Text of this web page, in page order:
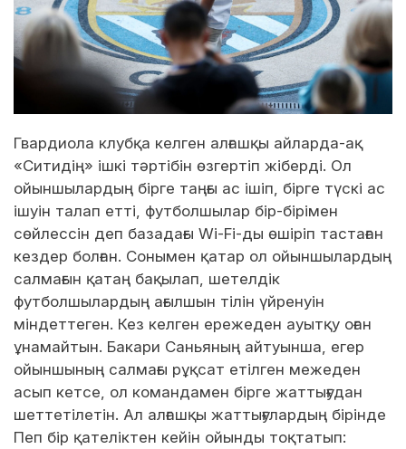
Гвардиола клубқа келген алғашқы айларда-ақ
«Ситидің» ішкі тәртібін өзгертіп жіберді. Ол
ойыншылардың бірге таңғы ас ішіп, бірге түскі ас
ішуін талап етті, футболшылар бір-бірімен
сөйлессін деп базадағы Wi-Fi-ды өшіріп тастаған
кездер болған. Сонымен қатар ол ойыншылардың
салмағын қатаң бақылап, шетелдік
футболшылардың ағылшын тілін үйренуін
міндеттеген. Кез келген ережеден ауытқу оған
ұнамайтын. Бакари Саньяның айтуынша, егер
ойыншының салмағы рұқсат етілген межеден
асып кетсе, ол командамен бірге жаттығудан
шеттетілетін. Ал алғашқы жаттығулардың бірінде
Пеп бір қателіктен кейін ойынды тоқтатып: